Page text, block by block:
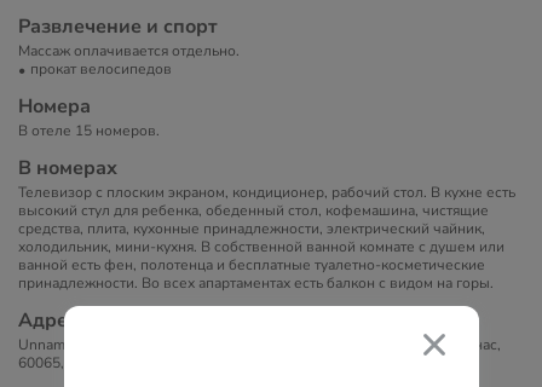
Развлечение и спорт
Массаж оплачивается отдельно.
прокат велосипедов
Номера
В отеле 15 номеров.
В номерах
Телевизор с плоским экраном, кондиционер, рабочий стол. В кухне есть
высокий стул для ребенка, обеденный стол, кофемашина, чистящие
средства, плита, кухонные принадлежности, электрический чайник,
холодильник, мини-кухня. В собственной ванной комнате с душем или
ванной есть фен, полотенца и бесплатные туалетно-косметические
принадлежности. Во всех апартаментах есть балкон с видом на горы.
Адрес
Unnamed Road Achillion b&b, Διόν Όλυμπος 600 65, Паралия-Скотинас,
60065, Греция